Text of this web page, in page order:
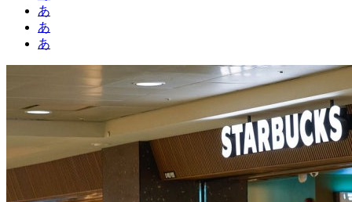
あ
あ
あ